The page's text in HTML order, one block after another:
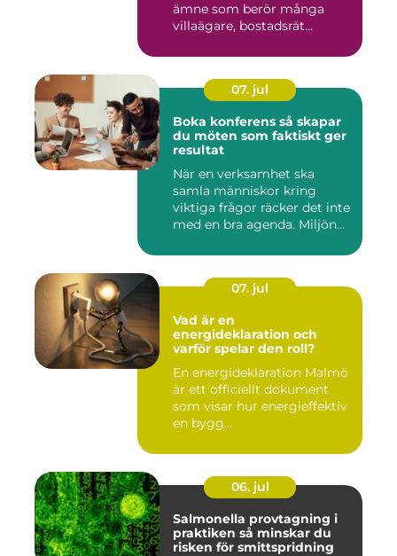
ämne som berör många
villaägare, bostadsrät...
07. jul
Boka konferens så skapar
du möten som faktiskt ger
resultat
När en verksamhet ska
samla människor kring
viktiga frågor räcker det inte
med en bra agenda. Miljön...
07. jul
Vad är en
energideklaration och
varför spelar den roll?
En energideklaration Malmö
är ett officiellt dokument
som visar hur energieffektiv
en bygg...
06. jul
Salmonella provtagning i
praktiken så minskar du
risken för smittspridning